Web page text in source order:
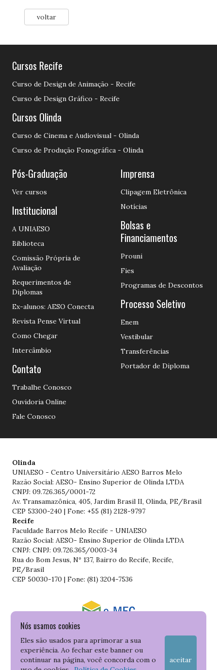
voltar
Nós usamos cookies
Eles são usados para aprimorar a sua
experiência. Ao fechar este banner ou
continuar na página, você concorda com o
aceitar
Cursos Recife
Curso de Design de Animação - Recife
Curso de Design Gráfico - Recife
Cursos Olinda
Curso de Cinema e Audiovisual - Olinda
Curso de Produção Fonográfica - Olinda
Pós-Graduação
Ver cursos
Institucional
A UNIAESO
Biblioteca
Comissão Própria de
Avaliação
Requerimentos de
Diplomas
Ex-alunos: AESO Conecta
Revista Pense Virtual
Como Chegar
Intercâmbio
Contato
Trabalhe Conosco
Ouvidoria Online
Fale Conosco
Imprensa
Clipagem Eletrônica
Notícias
Bolsas e
Financiamentos
Prouni
Fies
Programas de Descontos
Processo Seletivo
Enem
Vestibular
Transferências
Portador de Diploma
Olinda
UNIAESO - Centro Universitário AESO Barros Melo
Razão Social: AESO- Ensino Superior de Olinda LTDA
CNPJ: 09.726.365/0001-72
Av. Transamazônica, 405, Jardim Brasil II, Olinda, PE/Brasil
CEP 53300-240 | Fone: +55 (81) 2128-9797
Recife
Faculdade Barros Melo Recife - UNIAESO
Razão Social: AESO- Ensino Superior de Olinda LTDA
CNPJ: CNPJ: 09.726.365/0003-34
Rua do Bom Jesus, Nº 137, Bairro do Recife, Recife,
PE/Brasil
CEP 50030-170 | Fone: (81) 3204-7536
Consulte o cadastro da Instituição no Sistema do e-MEC